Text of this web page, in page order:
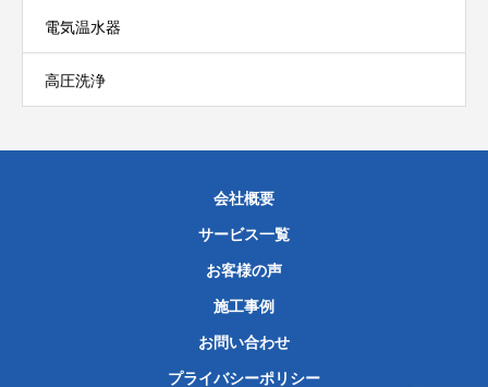
電気温水器
高圧洗浄
会社概要
サービス一覧
お客様の声
施工事例
お問い合わせ
プライバシーポリシー